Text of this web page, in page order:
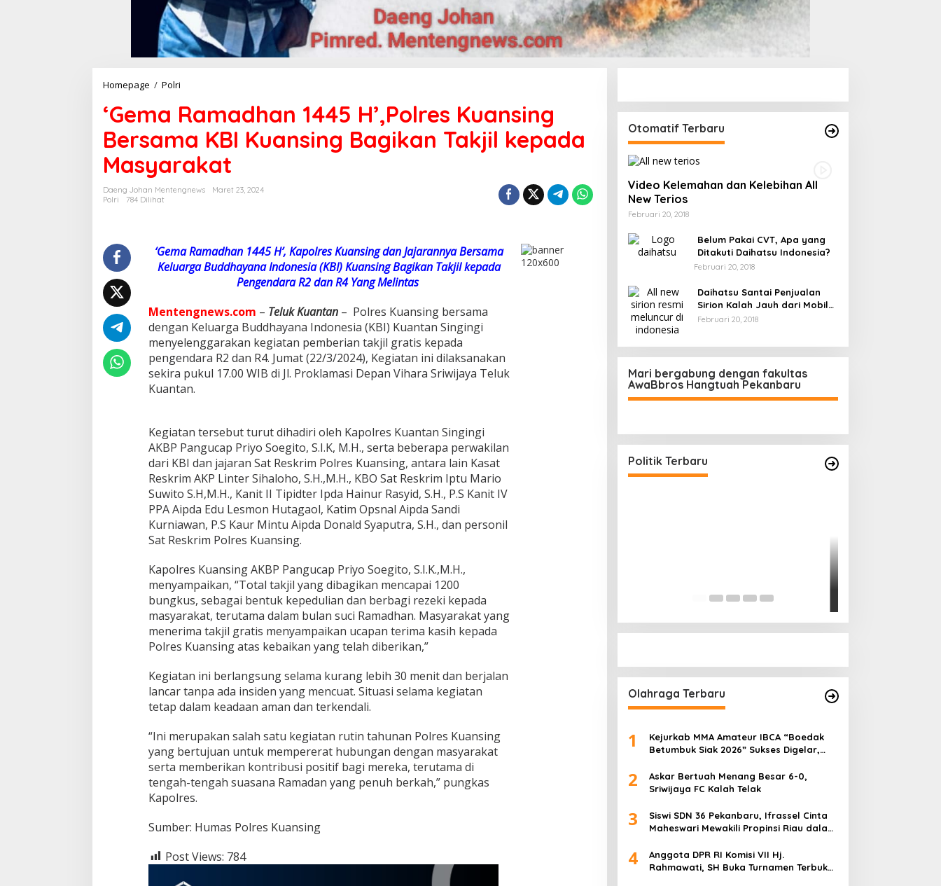
Homepage / Polri
e
m
a
R
a
m
a
d
1
4
4
'
,
P
o
l
e
a
n
s
i
g
B
e
r
m
a
K
B
I
K
u
n
s
i
n
B
a
g
i
k
a
T
k
j
i
‘Gema Ramadhan 1445 H’,Polres Kuansing
Bersama KBI Kuansing Bagikan Takjil kepada
Masyarakat
Daeng Johan Mentengnews
Maret 23, 2024
Polri
784 Dilihat
‘Gema Ramadhan 1445 H’, Kapolres Kuansing dan Jajarannya Bersama
Keluarga Buddhayana Indonesia (KBI) Kuansing Bagikan Takjil kepada
Pengendara R2 dan R4 Yang Melintas
Mentengnews.com – Teluk Kuantan – Polres Kuansing bersama
dengan Keluarga Buddhayana Indonesia (KBI) Kuantan Singingi
menyelenggarakan kegiatan pemberian takjil gratis kepada
pengendara R2 dan R4. Jumat (22/3/2024), Kegiatan ini dilaksanakan
sekira pukul 17.00 WIB di Jl. Proklamasi Depan Vihara Sriwijaya Teluk
Kuantan.
Kegiatan tersebut turut dihadiri oleh Kapolres Kuantan Singingi
AKBP Pangucap Priyo Soegito, S.I.K, M.H., serta beberapa perwakilan
dari KBI dan jajaran Sat Reskrim Polres Kuansing, antara lain Kasat
Reskrim AKP Linter Sihaloho, S.H.,M.H., KBO Sat Reskrim Iptu Mario
Suwito S.H,M.H., Kanit II Tipidter Ipda Hainur Rasyid, S.H., P.S Kanit IV
PPA Aipda Edu Lesmon Hutagaol, Katim Opsnal Aipda Sandi
Kurniawan, P.S Kaur Mintu Aipda Donald Syaputra, S.H., dan personil
Sat Reskrim Polres Kuansing.
Kapolres Kuansing AKBP Pangucap Priyo Soegito, S.I.K.,M.H.,
menyampaikan, “Total takjil yang dibagikan mencapai 1200
bungkus, sebagai bentuk kepedulian dan berbagi rezeki kepada
masyarakat, terutama dalam bulan suci Ramadhan. Masyarakat yang
menerima takjil gratis menyampaikan ucapan terima kasih kepada
Polres Kuansing atas kebaikan yang telah diberikan,”
Kegiatan ini berlangsung selama kurang lebih 30 menit dan berjalan
lancar tanpa ada insiden yang mencuat. Situasi selama kegiatan
tetap dalam keadaan aman dan terkendali.
“Ini merupakan salah satu kegiatan rutin tahunan Polres Kuansing
yang bertujuan untuk mempererat hubungan dengan masyarakat
serta memberikan kontribusi positif bagi mereka, terutama di
tengah-tengah suasana Ramadan yang penuh berkah,” pungkas
Kapolres.
Sumber: Humas Polres Kuansing
Post Views: 784
Otomatif Terbaru
Video Kelemahan dan Kelebihan All
New Terios
Februari 20, 2018
Belum Pakai CVT, Apa yang
Ditakuti Daihatsu Indonesia?
Februari 20, 2018
Daihatsu Santai Penjualan
Sirion Kalah Jauh dari Mobil
LCGC
Februari 20, 2018
Mari bergabung dengan fakultas
AwaBbros Hangtuah Pekanbaru
Politik Terbaru
Kegaduhan Yang Membuat
Sejumlah Tokoh Semakin Santer
Menjadi Buah Bibir Masyarakat
Di Politik Mei 6, 2026
Personel, Tegaskan Komitmen
Bersih Narkoba
Di Politik, Polri | Februari 23, 2026
Olahraga Terbaru
1
Kejurkab MMA Amateur IBCA “Boedak
Betumbuk Siak 2026” Sukses Digelar,
2
Askar Bertuah Menang Besar 6-0,
Sriwijaya FC Kalah Telak
3
Siswi SDN 36 Pekanbaru, Ifrassel Cinta
Maheswari Mewakili Propinsi Riau dalam
Senam Putri
4
Anggota DPR RI Komisi VII Hj.
Rahmawati, SH Buka Turnamen Terbuka